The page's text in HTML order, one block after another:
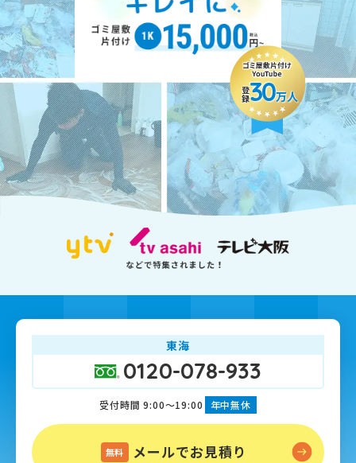
登録30万人
東海
0120-078-933
受付時間 9:00～19:00 年中無休
無料 メールでお見積り